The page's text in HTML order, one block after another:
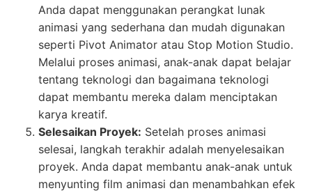
Anda dapat menggunakan perangkat lunak
animasi yang sederhana dan mudah digunakan
seperti Pivot Animator atau Stop Motion Studio.
Melalui proses animasi, anak-anak dapat belajar
tentang teknologi dan bagaimana teknologi
dapat membantu mereka dalam menciptakan
karya kreatif.
Selesaikan Proyek: Setelah proses animasi
selesai, langkah terakhir adalah menyelesaikan
proyek. Anda dapat membantu anak-anak untuk
menyunting film animasi dan menambahkan efek